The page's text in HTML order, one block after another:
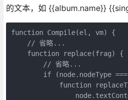
的文本，如 {{album.name}}
function Compile(el, vm) {
    // 省略...
    function replace(frag) {
        // 省略...
if (node.nodeType
function